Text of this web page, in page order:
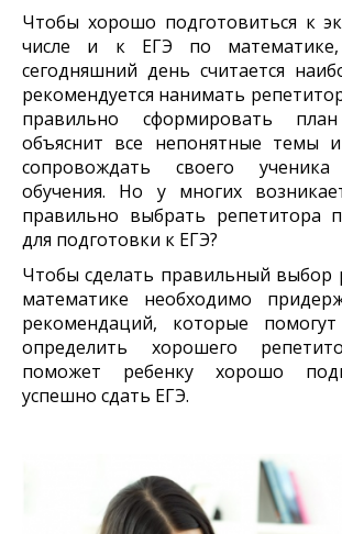
Чтобы хорошо подготовиться к
числе и к ЕГЭ по
сегодняшний день считается
рекомендуется нанимать
правильно сформировать
объяснит все непонятные темы
сопровождать своего
обучения. Но у многих
правильно выбрать репетитора
для подготовки к ЕГЭ?
Чтобы сделать правильный выбор
математике необходимо
рекомендаций, которые
определить хорошего
поможет ребенку хорошо
успешно сдать ЕГЭ.